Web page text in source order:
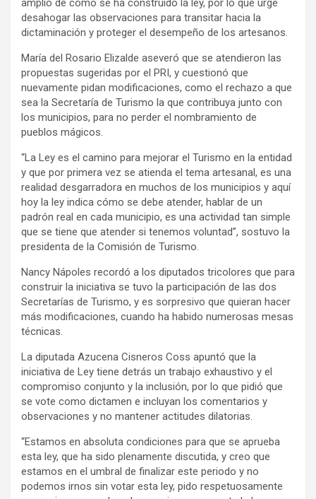
amplio de cómo se ha construido la ley, por lo que urge
desahogar las observaciones para transitar hacia la
dictaminación y proteger el desempeño de los artesanos.
María del Rosario Elizalde aseveró que se atendieron las
propuestas sugeridas por el PRI, y cuestionó que
nuevamente pidan modificaciones, como el rechazo a que
sea la Secretaría de Turismo la que contribuya junto con
los municipios, para no perder el nombramiento de
pueblos mágicos.
“La Ley es el camino para mejorar el Turismo en la entidad
y que por primera vez se atienda el tema artesanal, es una
realidad desgarradora en muchos de los municipios y aquí
hoy la ley indica cómo se debe atender, hablar de un
padrón real en cada municipio, es una actividad tan simple
que se tiene que atender si tenemos voluntad”, sostuvo la
presidenta de la Comisión de Turismo.
Nancy Nápoles recordó a los diputados tricolores que para
construir la iniciativa se tuvo la participación de las dos
Secretarías de Turismo, y es sorpresivo que quieran hacer
más modificaciones, cuando ha habido numerosas mesas
técnicas.
La diputada Azucena Cisneros Coss apuntó que la
iniciativa de Ley tiene detrás un trabajo exhaustivo y el
compromiso conjunto y la inclusión, por lo que pidió que
se vote como dictamen e incluyan los comentarios y
observaciones y no mantener actitudes dilatorias.
“Estamos en absoluta condiciones para que se aprueba
esta ley, que ha sido plenamente discutida, y creo que
estamos en el umbral de finalizar este periodo y no
podemos irnos sin votar esta ley, pido respetuosamente